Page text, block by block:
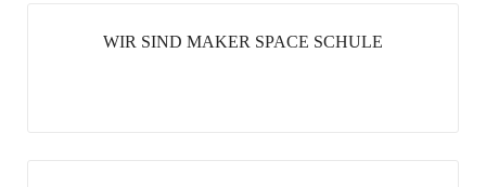
WIR SIND MAKER SPACE SCHULE